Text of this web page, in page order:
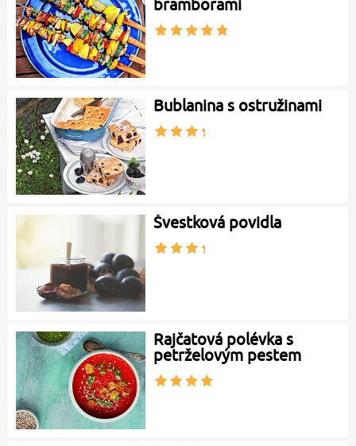
bramborami
Bublanina s ostružinami
Švestková povidla
Rajčatová polévka s
petrželovým pestem